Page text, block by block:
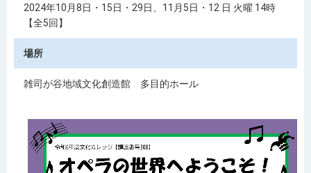
2024年10月8日・15日・29日、11月5日・12 日 火曜 14時
【全5回】
場所
雑司が谷地域文化創造館 多目的ホール